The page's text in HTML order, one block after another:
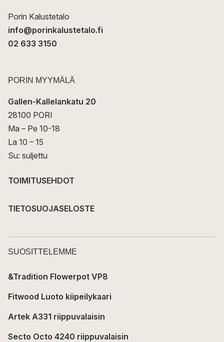
Porin Kalustetalo
info@porinkalustetalo.fi
02 633 3150
PORIN MYYMÄLÄ
Gallen-Kallelankatu 20
28100 PORI
Ma – Pe 10-18
La 10 – 15
Su: suljettu
TOIMITUSEHDOT
TIETOSUOJASELOSTE
SUOSITTELEMME
&Tradition Flowerpot VP8
Fitwood Luoto kiipeilykaari
Artek A331 riippuvalaisin
Secto Octo 4240 riippuvalaisin